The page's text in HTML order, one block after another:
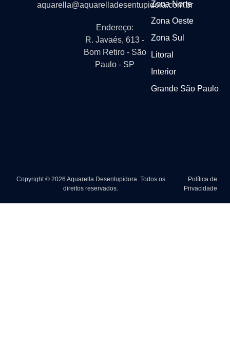
aquarella@aquarelladesentupidora.com.br
Endereço:
R. Javaés, 613 -
Bom Retiro - São
Paulo - SP
Zona Norte
Zona Oeste
Zona Sul
Litoral
Interior
Grande São Paulo
Copyright © 2026 Aquarella Desentupidora. Todos os
direitos reservados.
Política de
Privacidade